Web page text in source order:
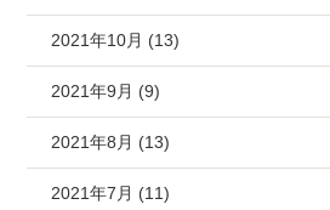
2021年10月 (13)
2021年9月 (9)
2021年8月 (13)
2021年7月 (11)